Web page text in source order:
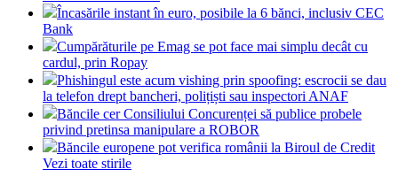
Încasările instant în euro, posibile la 6 bănci, inclusiv CEC
Bank
Cumpărăturile pe Emag se pot face mai simplu decât cu
cardul, prin Ropay
Phishingul este acum vishing prin spoofing: escrocii se dau
la telefon drept bancheri, polițiști sau inspectori ANAF
Băncile cer Consiliului Concurenței să publice probele
privind pretinsa manipulare a ROBOR
Băncile europene pot verifica românii la Biroul de Credit
Vezi toate stirile